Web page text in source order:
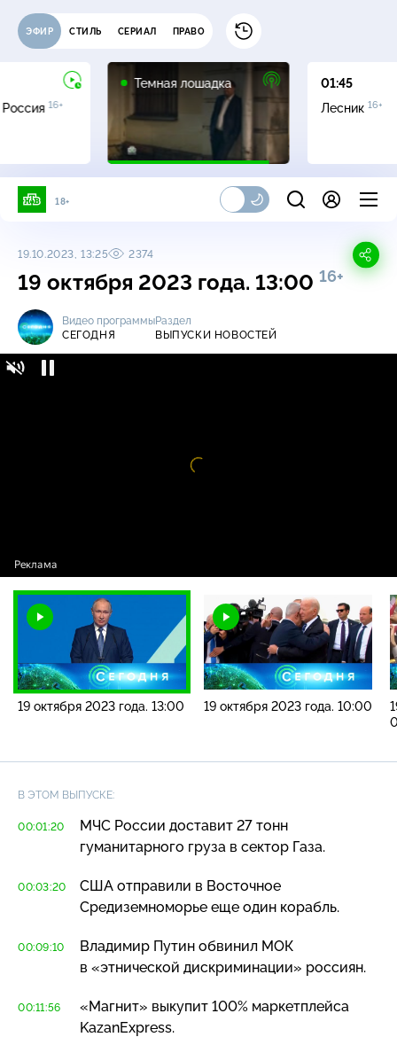
ЭФИР СТИЛЬ СЕРИАЛ ПРАВО
16+
Темная лошадка
01:45
Лесник 16+
18+
19.10.2023, 13:25 2374
19 октября 2023 года. 13:00 16+
Видео программы
СЕГОДНЯ
Раздел
ВЫПУСКИ НОВОСТЕЙ
19 октября 2023 года. 13:00 19 октября 2023 года. 10:00
В ЭТОМ ВЫПУСКЕ:
00:01:20
МЧС России доставит 27 тонн
гуманитарного груза в сектор Газа.
00:03:20
США отправили в Восточное
Средиземноморье еще один корабль.
00:09:10
Владимир Путин обвинил МОК
в «этнической дискриминации» россиян.
00:11:56
«Магнит» выкупит 100% маркетплейса
KazanExpress.